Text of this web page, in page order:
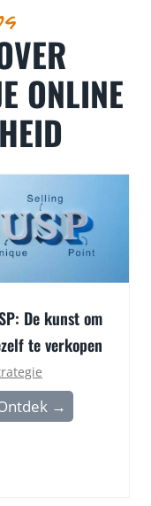
ONLINE
De kunst om
te verkopen
→